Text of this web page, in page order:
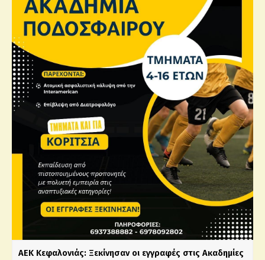
ΑΕΚ Κεφαλονιάς: Ξεκίνησαν οι εγγραφές στις Ακαδημίες